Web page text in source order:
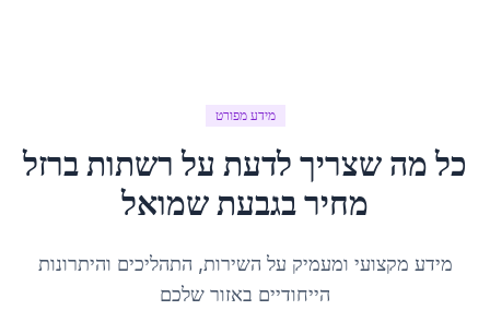
מידע מפורט
כל מה שצריך לדעת על רשתות ברזל
מחירבגבעת שמואל
מידע מקצועי ומעמיק על השירות, התהליכים והיתרונות
הייחודיים באזור שלכם